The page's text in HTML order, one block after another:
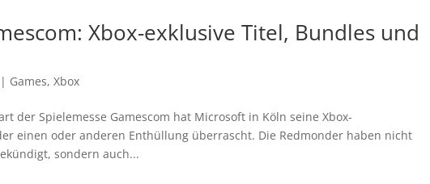
Xbox-exklusive Titel, Bundles und
| Games,Xbox
der Spielemesse Gamescom hat Microsoft in Köln seine Xbox-
einen oder anderen Enthüllung überrascht. Die Redmonder haben nicht
sondern auch...